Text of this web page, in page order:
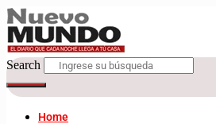
Search
Home